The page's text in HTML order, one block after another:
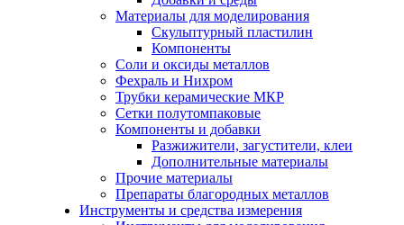
Материалы для моделирования
Скульптурный пластилин
Компоненты
Соли и оксиды металлов
Фехраль и Нихром
Трубки керамические МКР
Сетки полутомпаковые
Компоненты и добавки
Разжижители, загустители, клеи
Дополнительные материалы
Прочие материалы
Препараты благородных металлов
Инструменты и средства измерения